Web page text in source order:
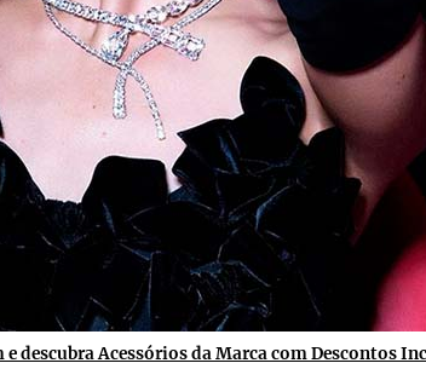
e descubra Acessórios da Marca com Descontos